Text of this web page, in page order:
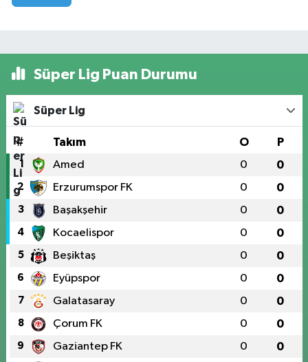
Süper Lig Puan Durumu
Süper Lig
# Takım O P
1 Amed 0 0
2 Erzurumspor FK 0 0
3 Başakşehir 0 0
4 Kocaelispor 0 0
5 Beşiktaş 0 0
6 Eyüpspor 0 0
7 Galatasaray 0 0
8 Çorum FK 0 0
9 Gaziantep FK 0 0